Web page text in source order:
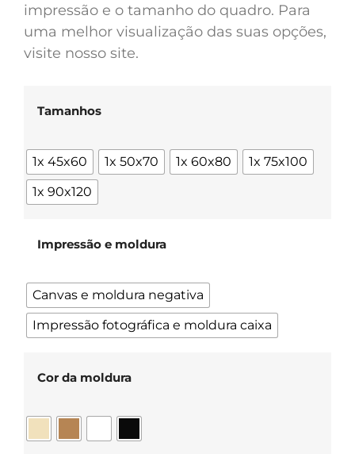
impressão e o tamanho do quadro. Para
uma melhor visualização das suas opções,
visite nosso site.
Tamanhos
1x 45x60 1x 50x70 1x 60x80
1x 75x100
1x 90x120
Impressão e moldura
Canvas e moldura negativa
Impressão fotográfica e moldura caixa
Cor da moldura